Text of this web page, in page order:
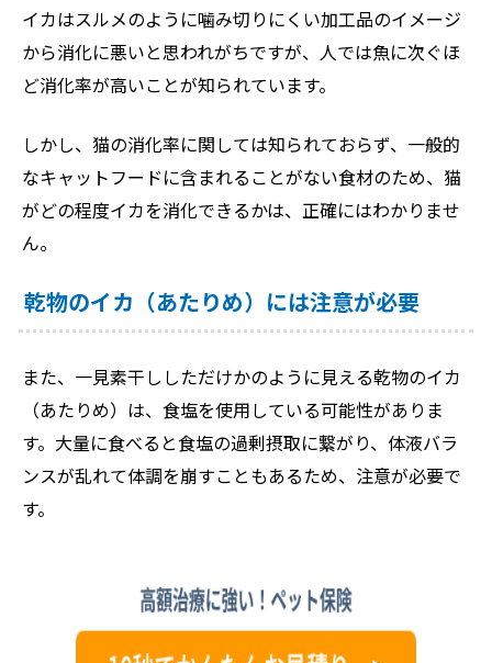
イカはスルメのように噛み切りにくい加工品のイメージ
から消化に悪いと思われがちですが、人では魚に次ぐほ
ど消化率が高いことが知られています。
しかし、猫の消化率に関しては知られておらず、一般的
なキャットフードに含まれることがない食材のため、猫
がどの程度イカを消化できるかは、正確にはわかりませ
ん。
乾物のイカ（あたりめ）には注意が必要
また、一見素干ししただけかのように見える乾物のイカ
（あたりめ）は、食塩を使用している可能性がありま
す。大量に食べると食塩の過剰摂取に繋がり、体液バラ
ンスが乱れて体調を崩すこともあるため、注意が必要で
す。